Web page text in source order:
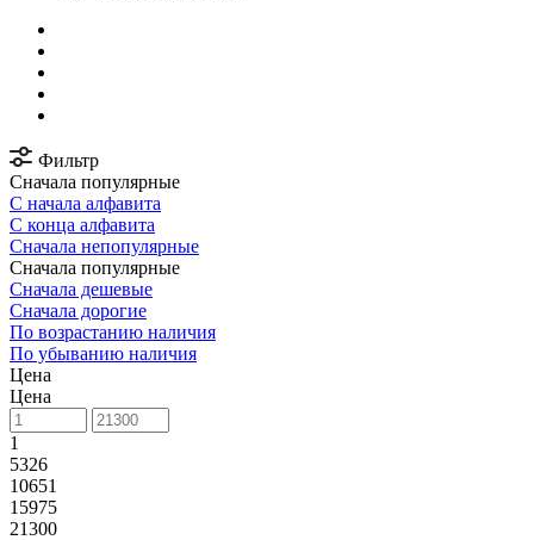
Фильтр
Сначала популярные
С начала алфавита
С конца алфавита
Сначала непопулярные
Сначала популярные
Сначала дешевые
Сначала дорогие
По возрастанию наличия
По убыванию наличия
Цена
Цена
1
5326
10651
15975
21300